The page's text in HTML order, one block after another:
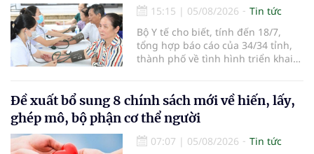
15:15 | 05/08/2026
Tin tức
Bộ Y tế cho biết, tính đến 18/7,
tổng hợp báo cáo của 34/34 tỉnh,
thành phố về tình hình triển khai
nhận 32.286.360 người, chiếm gần
30% dân số cả nước đã được khám
sức khỏe định kỳ năm nay.
Đề xuất bổ sung 8 chính sách mới về hiến, lấy,
ghép mô, bộ phận cơ thể người
07:07 | 05/08/2026
Tin tức